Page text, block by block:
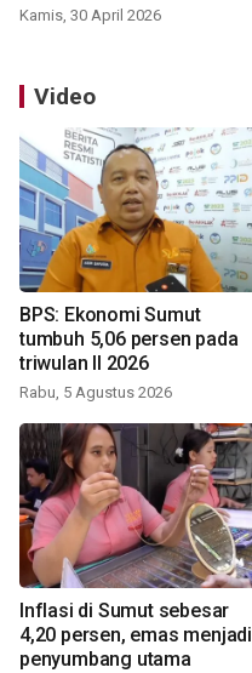
Kamis, 30 April 2026
Video
BPS: Ekonomi Sumut
tumbuh 5,06 persen pada
triwulan II 2026
Rabu, 5 Agustus 2026
Inflasi di Sumut sebesar
4,20 persen, emas menjadi
penyumbang utama